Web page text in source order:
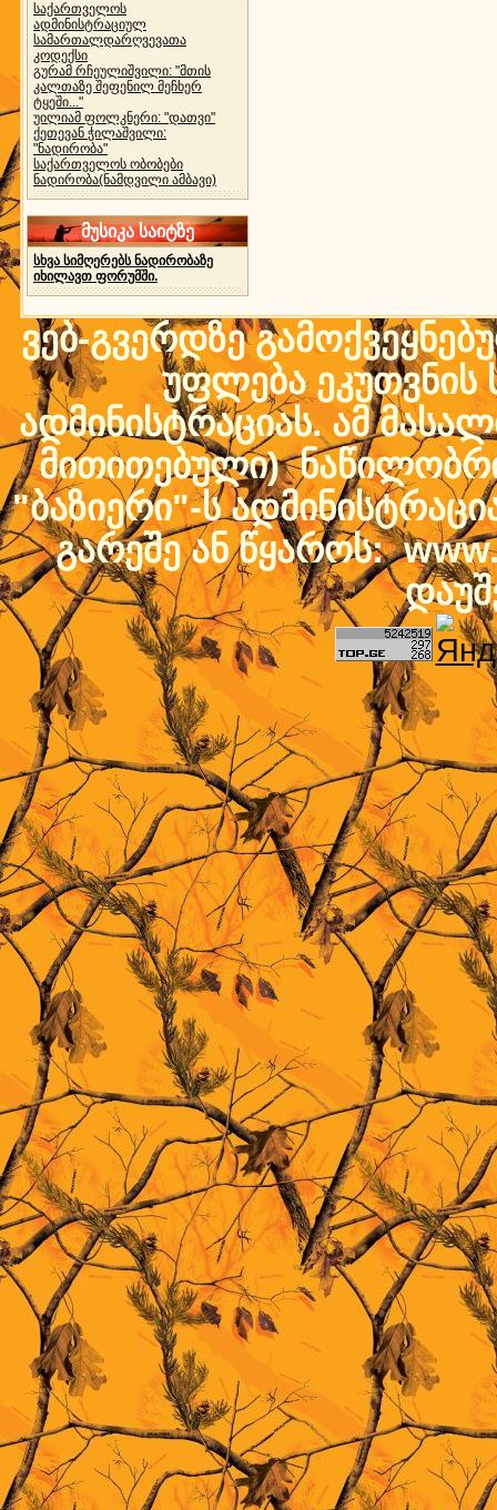
საქართველოს
ადმინისტრაციულ
სამართალდარღვევათა
კოდექსი
გურამ რჩეულიშვილი: "მთის
კალთაზე შეფენილ მეჩხერ
ტყეში..."
უილიამ ფოლკნერი: "დათვი"
ქეთევან ჭილაშვილი:
"ნადირობა"
საქართველოს ობობები
ნადირობა(ნამდვილი ამბავი)
მუსიკა საიტზე
სხვა სიმღერებს ნადირობაზე
იხილავთ ფორუმში.
ვებ-გვერდზე
უფლება ეკუთვნის
ადმინისტრაციას. ამ
მითითებული)
"ბაზიერი"-ს
გარეშე ან წყაროს: